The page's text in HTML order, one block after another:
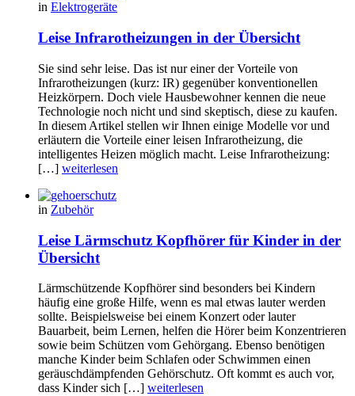
in Elektrogeräte
Leise Infrarotheizungen in der Übersicht
Sie sind sehr leise. Das ist nur einer der Vorteile von
Infrarotheizungen (kurz: IR) gegenüber konventionellen
Heizkörpern. Doch viele Hausbewohner kennen die neue
Technologie noch nicht und sind skeptisch, diese zu kaufen.
In diesem Artikel stellen wir Ihnen einige Modelle vor und
erläutern die Vorteile einer leisen Infrarotheizung, die
intelligentes Heizen möglich macht. Leise Infrarotheizung:
[…] weiterlesen
in Zubehör
Leise Lärmschutz Kopfhörer für Kinder in der
Übersicht
Lärmschützende Kopfhörer sind besonders bei Kindern
häufig eine große Hilfe, wenn es mal etwas lauter werden
sollte. Beispielsweise bei einem Konzert oder lauter
Bauarbeit, beim Lernen, helfen die Hörer beim Konzentrieren
sowie beim Schützen vom Gehörgang. Ebenso benötigen
manche Kinder beim Schlafen oder Schwimmen einen
geräuschdämpfenden Gehörschutz. Oft kommt es auch vor,
dass Kinder sich […] weiterlesen